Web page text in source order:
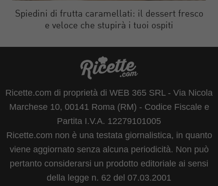
Spiedini di frutta caramellati: il dessert fresco
e veloce che stupirà i tuoi ospiti
Ricette.com di proprietà di WEB 365 SRL - Via Nicola
Marchese 10, 00141 Roma (RM) - Codice Fiscale e
Partita I.V.A. 12279101005
Ricette.com non è una testata giornalistica, in quanto
viene aggiornato senza alcuna periodicità. Non può
pertanto considerarsi un prodotto editoriale ai sensi
della legge n. 62 del 07.03.2001